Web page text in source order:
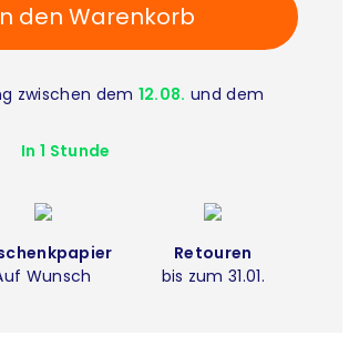
den Warenkorb
zwischen dem 12.08. und dem
In 1 Stunde
Wunsch
Retouren
bis zum 31.01.